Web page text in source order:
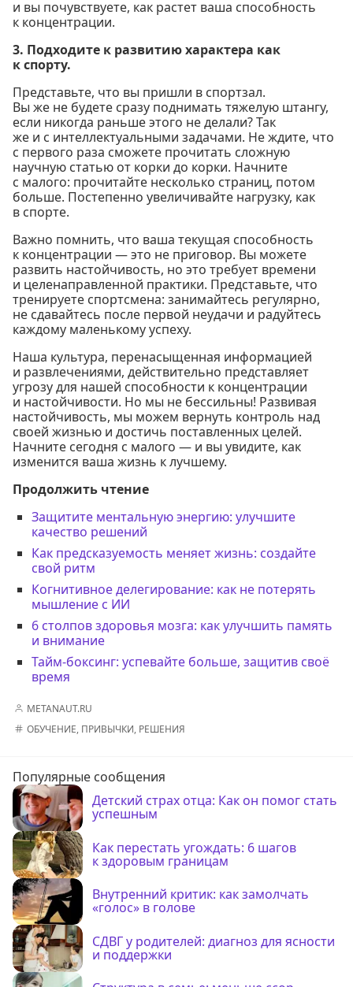
и вы почувствуете, как растет ваша способность
к концентрации.
3. Подходите к развитию характера как
к спорту.
Представьте, что вы пришли в спортзал.
Вы же не будете сразу поднимать тяжелую штангу,
если никогда раньше этого не делали? Так
же и с интеллектуальными задачами. Не ждите, что
с первого раза сможете прочитать сложную
научную статью от корки до корки. Начните
с малого: прочитайте несколько страниц, потом
больше. Постепенно увеличивайте нагрузку, как
в спорте.
Важно помнить, что ваша текущая способность
к концентрации — это не приговор. Вы можете
развить настойчивость, но это требует времени
и целенаправленной практики. Представьте, что
тренируете спортсмена: занимайтесь регулярно,
не сдавайтесь после первой неудачи и радуйтесь
каждому маленькому успеху.
Наша культура, перенасыщенная информацией
и развлечениями, действительно представляет
угрозу для нашей способности к концентрации
и настойчивости. Но мы не бессильны! Развивая
настойчивость, мы можем вернуть контроль над
своей жизнью и достичь поставленных целей.
Начните сегодня с малого — и вы увидите, как
изменится ваша жизнь к лучшему.
Продолжить чтение
Защитите ментальную энергию: улучшите
качество решений
Как предсказуемость меняет жизнь: создайте
свой ритм
Когнитивное делегирование: как не потерять
мышление с ИИ
6 столпов здоровья мозга: как улучшить память
и внимание
Тайм-боксинг: успевайте больше, защитив своё
время
METANAUT.RU
ОБУЧЕНИЕ, ПРИВЫЧКИ, РЕШЕНИЯ
Популярные сообщения
Детский страх отца: Как он помог стать
успешным
Как перестать угождать: 6 шагов
к здоровым границам
Внутренний критик: как замолчать
«голос» в голове
СДВГ у родителей: диагноз для ясности
и поддержки